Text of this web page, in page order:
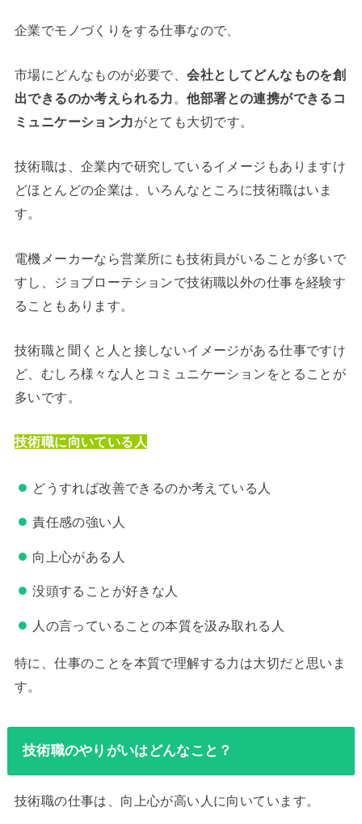
企業でモノづくりをする仕事なので、
市場にどんなものが必要で、会社としてどんなものを創
出できるのか考えられる力 。他部署との連携ができるコ
ミュニケーション力がとても大切です。
技術職は、企業内で研究しているイメージもありますけ
どほとんどの企業は、いろんなところに技術職はいま
す。
電機メーカーなら営業所にも技術員がいることが多いで
すし、ジョブローテションで技術職以外の仕事を経験す
ることもあります。
技術職と聞くと人と接しないイメージがある仕事ですけ
ど、むしろ様々な人とコミュニケーションをとることが
多いです。
技術職に向いている人
どうすれば改善できるのか考えている人
責任感の強い人
向上心がある人
没頭することが好きな人
人の言っていることの本質を汲み取れる人
特に、仕事のことを本質で理解する力は大切だと思いま
す。
技術職のやりがいはどんなこと？
技術職の仕事は、向上心が高い人に向いています。